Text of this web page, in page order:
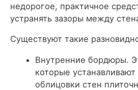
недорогое, практичное
устранять зазоры между
Существуют такие
Внутренние бордюры.
которые
облицовки стен